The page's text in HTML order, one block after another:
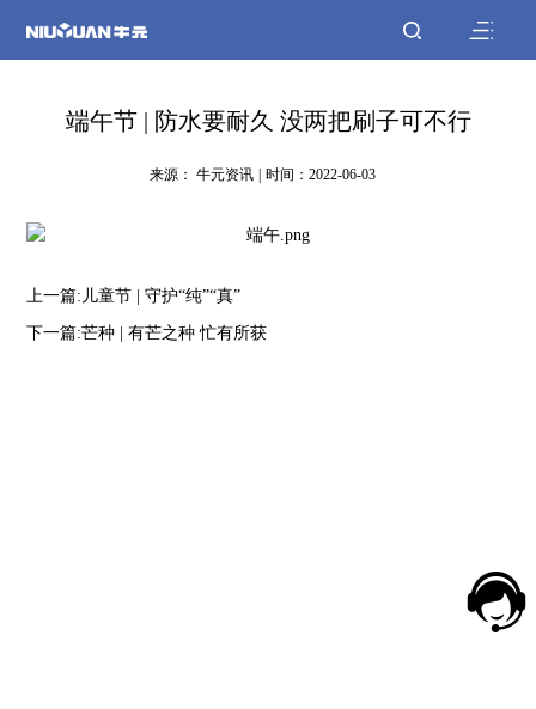
端午节 | 防水要耐久 没两把刷子可不行
来源： 牛元资讯 时间：2022-06-03
上一篇:儿童节 | 守护“纯”“真”
下一篇:芒种 | 有芒之种 忙有所获